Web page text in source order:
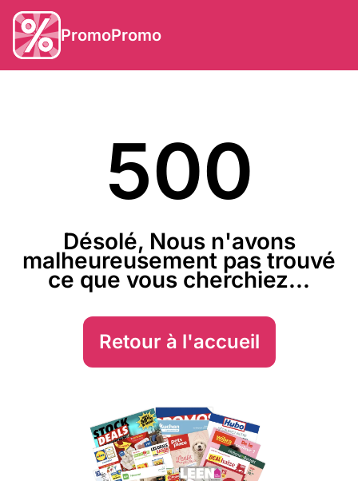
PromoPromo
500
Désolé, Nous n'avons
malheureusement pas trouvé
ce que vous cherchiez...
Retour à l'accueil